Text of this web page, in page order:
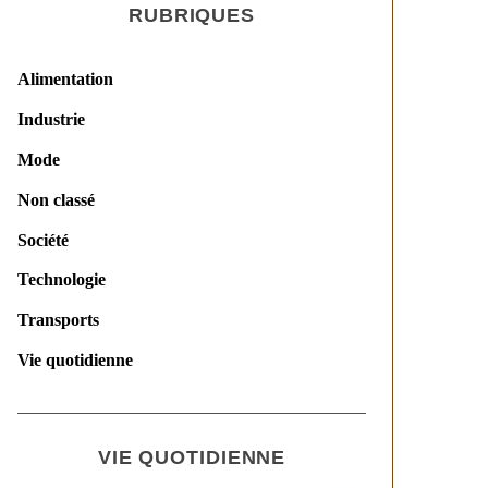
RUBRIQUES
Alimentation
Industrie
Mode
Non classé
Société
Technologie
Transports
Vie quotidienne
VIE QUOTIDIENNE